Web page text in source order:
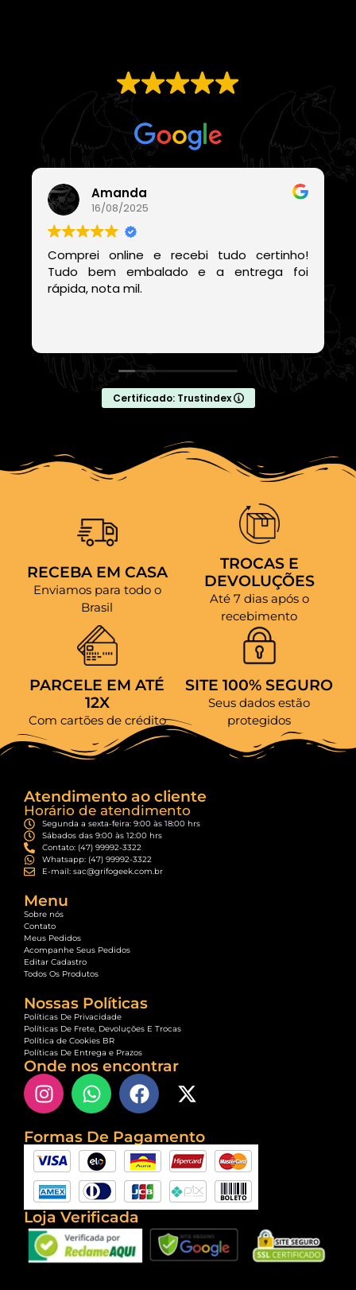
Com base em
Amanda
16/08/2025
Comprei online e recebi tudo certinho!
Tudo bem embalado e a entrega foi
rápida, nota mil.
Certificado: Trustindex
RECEBA EM CASA
Enviamos para todo o
Brasil
TROCAS E
DEVOLUÇÕES
Até 7 dias após o
recebimento
PARCELE EM ATÉ
12X
Com cartões de crédito
SITE 100% SEGURO
Seus dados estão
protegidos
Atendimento ao cliente
Horário de atendimento
Segunda a sexta-feira: 9:00 às 18:00 hrs
Sábados das 9:00 às 12:00 hrs
Contato: (47) 99992-3322
Whatsapp: (47) 99992-3322
E-mail: sac@grifogeek.com.br
Menu
Sobre nós
Contato
Meus Pedidos
Acompanhe Seus Pedidos
Editar Cadastro
Todos Os Produtos
Nossas Políticas
Políticas De Privacidade
Políticas De Frete, Devoluções E Trocas
Política de Cookies BR
Políticas De Entrega e Prazos
Onde nos encontrar
Formas De Pagamento
Loja Verificada